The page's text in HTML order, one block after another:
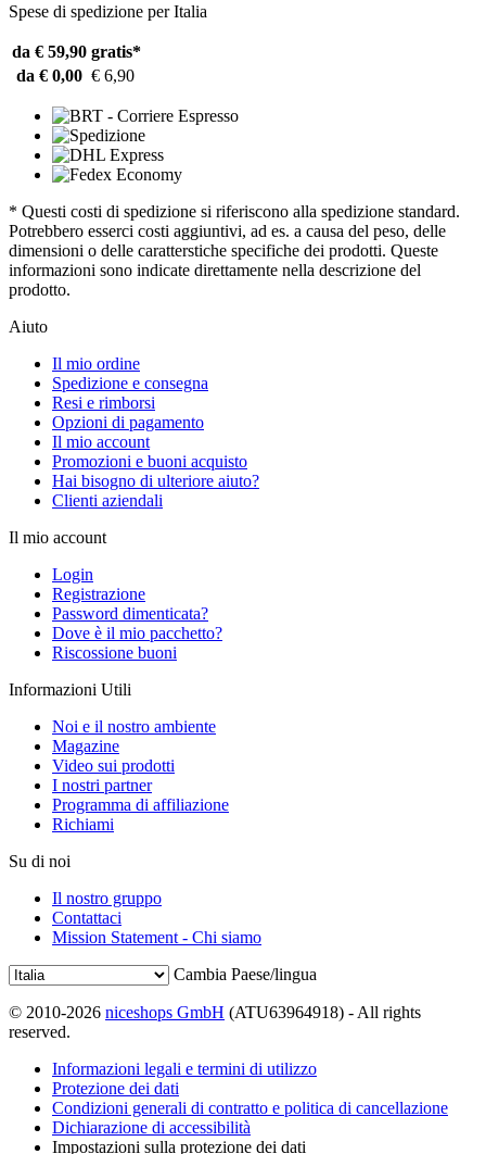
Spese di spedizione per Italia
da € 59,90 gratis*
da € 0,00 € 6,90
* Questi costi di spedizione si riferiscono alla spedizione standard.
Potrebbero esserci costi aggiuntivi, ad es. a causa del peso, delle
dimensioni o delle caratterstiche specifiche dei prodotti. Queste
informazioni sono indicate direttamente nella descrizione del
prodotto.
Aiuto
Il mio ordine
Spedizione e consegna
Resi e rimborsi
Opzioni di pagamento
Il mio account
Promozioni e buoni acquisto
Hai bisogno di ulteriore aiuto?
Clienti aziendali
Il mio account
Login
Registrazione
Password dimenticata?
Dove è il mio pacchetto?
Riscossione buoni
Informazioni Utili
Noi e il nostro ambiente
Magazine
Video sui prodotti
I nostri partner
Programma di affiliazione
Richiami
Su di noi
Il nostro gruppo
Contattaci
Mission Statement - Chi siamo
Cambia Paese/lingua
© 2010-2026 niceshops GmbH (ATU63964918) - All rights
reserved.
Informazioni legali e termini di utilizzo
Protezione dei dati
Condizioni generali di contratto e politica di cancellazione
Dichiarazione di accessibilità
Impostazioni sulla protezione dei dati